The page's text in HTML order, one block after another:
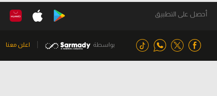
أحصل على التطبيق
بواسطة اعلن معنا